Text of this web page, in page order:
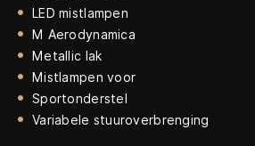
LED mistlampen
M Aerodynamica
Metallic lak
Mistlampen voor
Sportonderstel
Variabele stuuroverbrenging